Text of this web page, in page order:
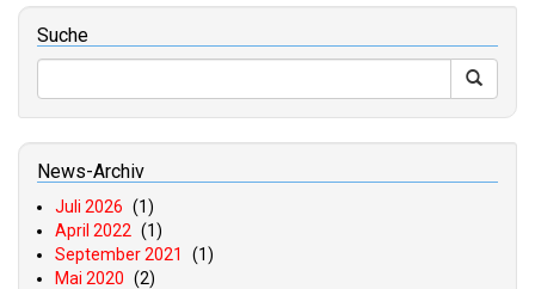
Suche
News-Archiv
Juli 2026 (1)
April 2022 (1)
September 2021
(1)
Mai 2020 (2)